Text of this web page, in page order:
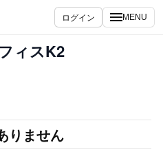
ログイン MENU
ィスK2
りません